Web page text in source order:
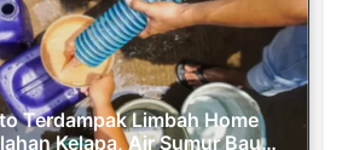
Terdampak Limbah Home
Kelapa, Air Sumur Bau